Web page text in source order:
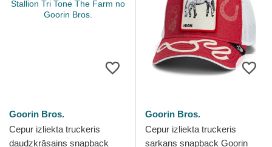
Goorin Bros.
Cepur izliekta truckeris
daudzkrāsains snapback
Goorin Bros.
Cepur izliekta truckeris
sarkans snapback Goorin